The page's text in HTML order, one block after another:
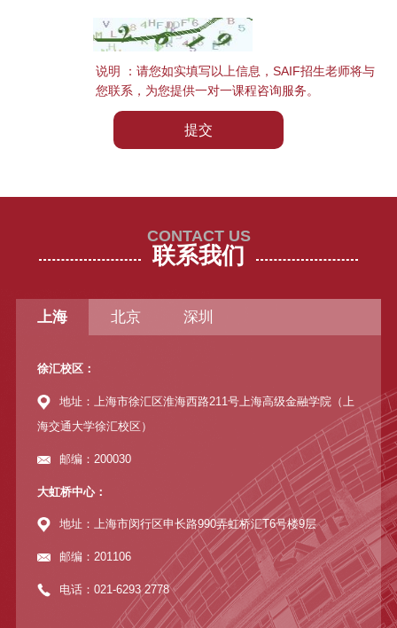
说明 ：请您如实填写以上信息，SAIF招生老师将与
您联系，为您提供一对一课程咨询服务。
提交
CONTACT US
联系我们
上海 北京 深圳
徐汇校区：
地址：上海市徐汇区淮海西路211号上海高级金融学院（上
海交通大学徐汇校区）
邮编：200030
大虹桥中心：
地址：上海市闵行区申长路990弄虹桥汇T6号楼9层
邮编：201106
电话：021-6293 2778